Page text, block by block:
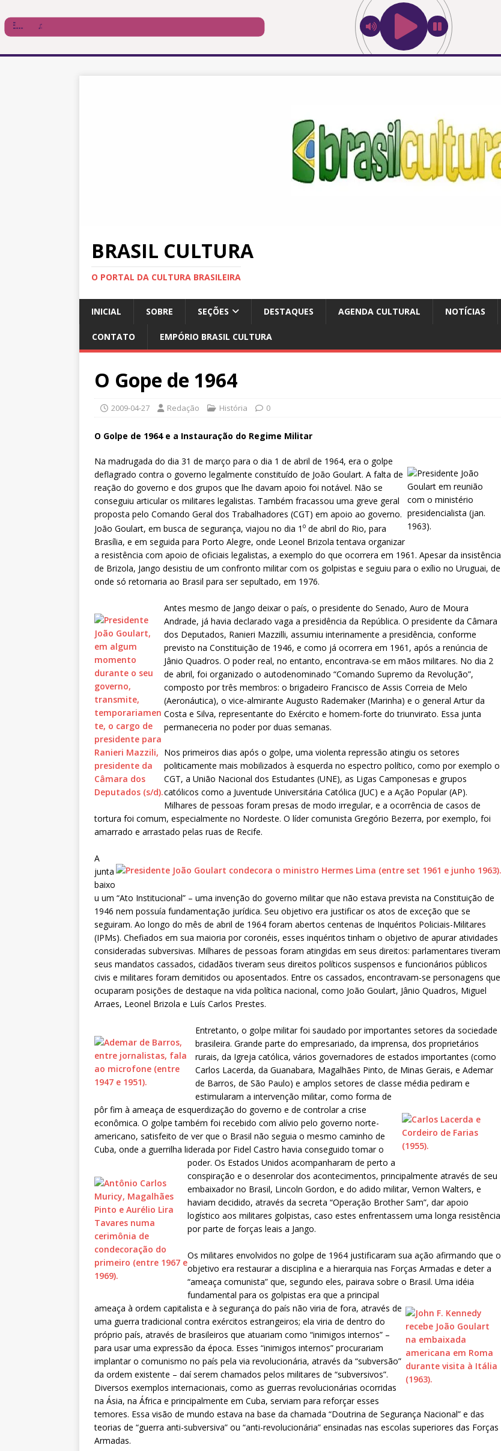
BRASIL CULTURA
O PORTAL DA CULTURA BRASILEIRA
INICIAL SOBRE SEÇÕES DESTAQUES AGENDA CULTURAL NOTÍCIAS
CONTATO EMPÓRIO BRASIL CULTURA
O Gope de 1964
2009-04-27 Redação História 0
O Golpe de 1964 e a Instauração do Regime Militar
Na madrugada do dia 31 de março para o dia 1 de abril de 1964, era o golpe
deflagrado contra o governo legalmente constituído de João Goulart. A falta de
reação do governo e dos grupos que lhe davam apoio foi notável. Não se
conseguiu articular os militares legalistas. Também fracassou uma greve geral
proposta pelo Comando Geral dos Trabalhadores (CGT) em apoio ao governo.
João Goulart, em busca de segurança, viajou no dia 1 o de abril do Rio, para
Brasília, e em seguida para Porto Alegre, onde Leonel Brizola tentava organizar
a resistência com apoio de oficiais legalistas, a exemplo do que ocorrera em 1961. Apesar da insistência
de Brizola, Jango desistiu de um confronto militar com os golpistas e seguiu para o exílio no Uruguai, de
onde só retornaria ao Brasil para ser sepultado, em 1976.
Antes mesmo de Jango deixar o país, o presidente do Senado, Auro de Moura
Andrade, já havia declarado vaga a presidência da República. O presidente da Câmara
dos Deputados, Ranieri Mazzilli, assumiu interinamente a presidência, conforme
previsto na Constituição de 1946, e como já ocorrera em 1961, após a renúncia de
Jânio Quadros. O poder real, no entanto, encontrava-se em mãos militares. No dia 2
de abril, foi organizado o autodenominado “Comando Supremo da Revolução”,
composto por três membros: o brigadeiro Francisco de Assis Correia de Melo
(Aeronáutica), o vice-almirante Augusto Rademaker (Marinha) e o general Artur da
Costa e Silva, representante do Exército e homem-forte do triunvirato. Essa junta
permaneceria no poder por duas semanas.
Nos primeiros dias após o golpe, uma violenta repressão atingiu os setores
politicamente mais mobilizados à esquerda no espectro político, como por exemplo o
CGT, a União Nacional dos Estudantes (UNE), as Ligas Camponesas e grupos
católicos como a Juventude Universitária Católica (JUC) e a Ação Popular (AP).
Milhares de pessoas foram presas de modo irregular, e a ocorrência de casos de
tortura foi comum, especialmente no Nordeste. O líder comunista Gregório Bezerra, por exemplo, foi
amarrado e arrastado pelas ruas de Recife.
A
junta
baixo
u um “Ato Institucional” – uma invenção do governo militar que não estava prevista na Constituição de
1946 nem possuía fundamentação jurídica. Seu objetivo era justificar os atos de exceção que se
seguiram. Ao longo do mês de abril de 1964 foram abertos centenas de Inquéritos Policiais-Militares
(IPMs). Chefiados em sua maioria por coronéis, esses inquéritos tinham o objetivo de apurar atividades
consideradas subversivas. Milhares de pessoas foram atingidas em seus direitos: parlamentares tiveram
seus mandatos cassados, cidadãos tiveram seus direitos políticos suspensos e funcionários públicos
civis e militares foram demitidos ou aposentados. Entre os cassados, encontravam-se personagens que
ocuparam posições de destaque na vida política nacional, como João Goulart, Jânio Quadros, Miguel
Arraes, Leonel Brizola e Luís Carlos Prestes.
Entretanto, o golpe militar foi saudado por importantes setores da sociedade
brasileira. Grande parte do empresariado, da imprensa, dos proprietários
rurais, da Igreja católica, vários governadores de estados importantes (como
Carlos Lacerda, da Guanabara, Magalhães Pinto, de Minas Gerais, e Ademar
de Barros, de São Paulo) e amplos setores de classe média pediram e
estimularam a intervenção militar, como forma de
pôr fim à ameaça de esquerdização do governo e de controlar a crise
econômica. O golpe também foi recebido com alívio pelo governo norte-
americano, satisfeito de ver que o Brasil não seguia o mesmo caminho de
Cuba, onde a guerrilha liderada por Fidel Castro havia conseguido tomar o
poder. Os Estados Unidos acompanharam de perto a
conspiração e o desenrolar dos acontecimentos, principalmente através de seu
embaixador no Brasil, Lincoln Gordon, e do adido militar, Vernon Walters, e
haviam decidido, através da secreta “Operação Brother Sam”, dar apoio
logístico aos militares golpistas, caso estes enfrentassem uma longa resistência
por parte de forças leais a Jango.
Os militares envolvidos no golpe de 1964 justificaram sua ação afirmando que o
objetivo era restaurar a disciplina e a hierarquia nas Forças Armadas e deter a
“ameaça comunista” que, segundo eles, pairava sobre o Brasil. Uma idéia
fundamental para os golpistas era que a principal
ameaça à ordem capitalista e à segurança do país não viria de fora, através de
uma guerra tradicional contra exércitos estrangeiros; ela viria de dentro do
próprio país, através de brasileiros que atuariam como “inimigos internos” –
para usar uma expressão da época. Esses “inimigos internos” procurariam
implantar o comunismo no país pela via revolucionária, através da “subversão”
da ordem existente – daí serem chamados pelos militares de “subversivos”.
Diversos exemplos internacionais, como as guerras revolucionárias ocorridas
na Ásia, na África e principalmente em Cuba, serviam para reforçar esses
temores. Essa visão de mundo estava na base da chamada “Doutrina de Segurança Nacional” e das
teorias de “guerra anti-subversiva” ou “anti-revolucionária” ensinadas nas escolas superiores das Forças
Armadas.